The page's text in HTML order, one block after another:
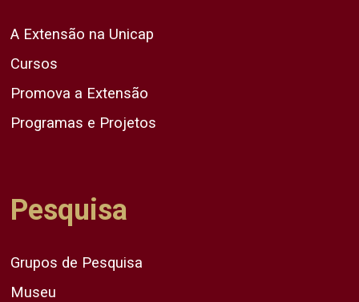
A Extensão na Unicap
Cursos
Promova a Extensão
Programas e Projetos
Pesquisa
Grupos de Pesquisa
Museu